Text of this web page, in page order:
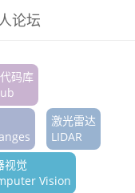
论坛
码库
激光雷达
LIDAR
视觉
Vision